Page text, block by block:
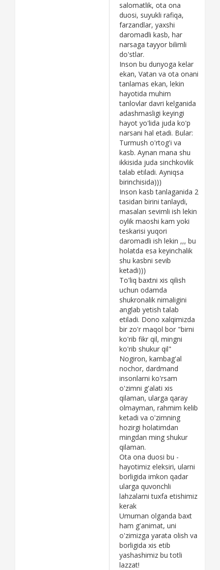
salomatlik, ota ona
duosi, suyukli rafiqa,
farzandlar, yaxshi
daromadli kasb, har
narsaga tayyor bilimli
do'stlar.
Inson bu dunyoga kelar
ekan, Vatan va ota onani
tanlamas ekan, lekin
hayotida muhim
tanlovlar davri kelganida
adashmasligi keyingi
hayot yo'lida juda ko'p
narsani hal etadi. Bular:
Turmush o'rtog'i va
kasb. Aynan mana shu
ikkisida juda sinchkovlik
talab etiladi. Ayniqsa
birinchisida)))
Inson kasb tanlaganida 2
tasidan birini tanlaydi,
masalan sevimli ish lekin
oylik maoshi kam yoki
teskarisi yuqori
daromadli ish lekin ,,, bu
holatda esa keyinchalik
shu kasbni sevib
ketadi)))
To'liq baxtni xis qilish
uchun odamda
shukronalik nimaligini
anglab yetish talab
etiladi. Dono xalqimizda
bir zo'r maqol bor "birni
ko'rib fikr qil, mingni
ko'rib shukur qil"
Nogiron, kambag'al
nochor, dardmand
insonlarni ko'rsam
o'zimni g'alati xis
qilaman, ularga qaray
olmayman, rahmim kelib
ketadi va o'zimning
hozirgi holatimdan
mingdan ming shukur
qilaman.
Ota ona duosi bu -
hayotimiz eleksiri, ularni
borligida imkon qadar
ularga quvonchli
lahzalarni tuxfa etishimiz
kerak
Umuman olganda baxt
ham g'animat, uni
o'zimizga yarata olish va
borligida xis etib
yashashimiz bu totli
lazzat!